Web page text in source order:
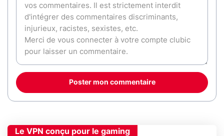
Poster mon commentaire
Le VPN conçu pour le gaming